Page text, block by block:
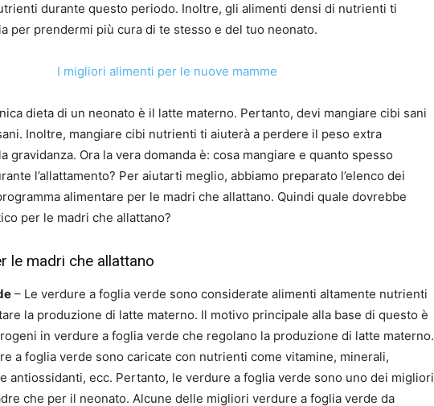
durante questo periodo. Inoltre, gli alimenti densi di nutrienti ti
per prendermi più cura di te stesso e del tuo neonato.
dieta di un neonato è il latte materno. Pertanto, devi mangiare cibi sani
Inoltre, mangiare cibi nutrienti ti aiuterà a perdere il peso extra
gravidanza. Ora la vera domanda è: cosa mangiare e quanto spesso
l’allattamento? Per aiutarti meglio, abbiamo preparato l’elenco dei
alimentare per le madri che allattano. Quindi quale dovrebbe
per le madri che allattano?
le madri che allattano
– Le verdure a foglia verde sono considerate alimenti altamente nutrienti
la produzione di latte materno. Il motivo principale alla base di questo è
in verdure a foglia verde che regolano la produzione di latte materno.
a foglia verde sono caricate con nutrienti come vitamine, minerali,
antiossidanti, ecc. Pertanto, le verdure a foglia verde sono uno dei migliori
che per il neonato. Alcune delle migliori verdure a foglia verde da